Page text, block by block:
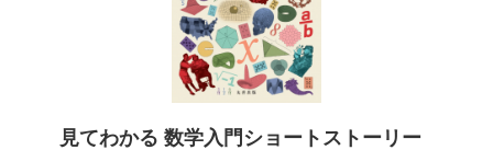
見てわかる 数学入門ショートストーリー